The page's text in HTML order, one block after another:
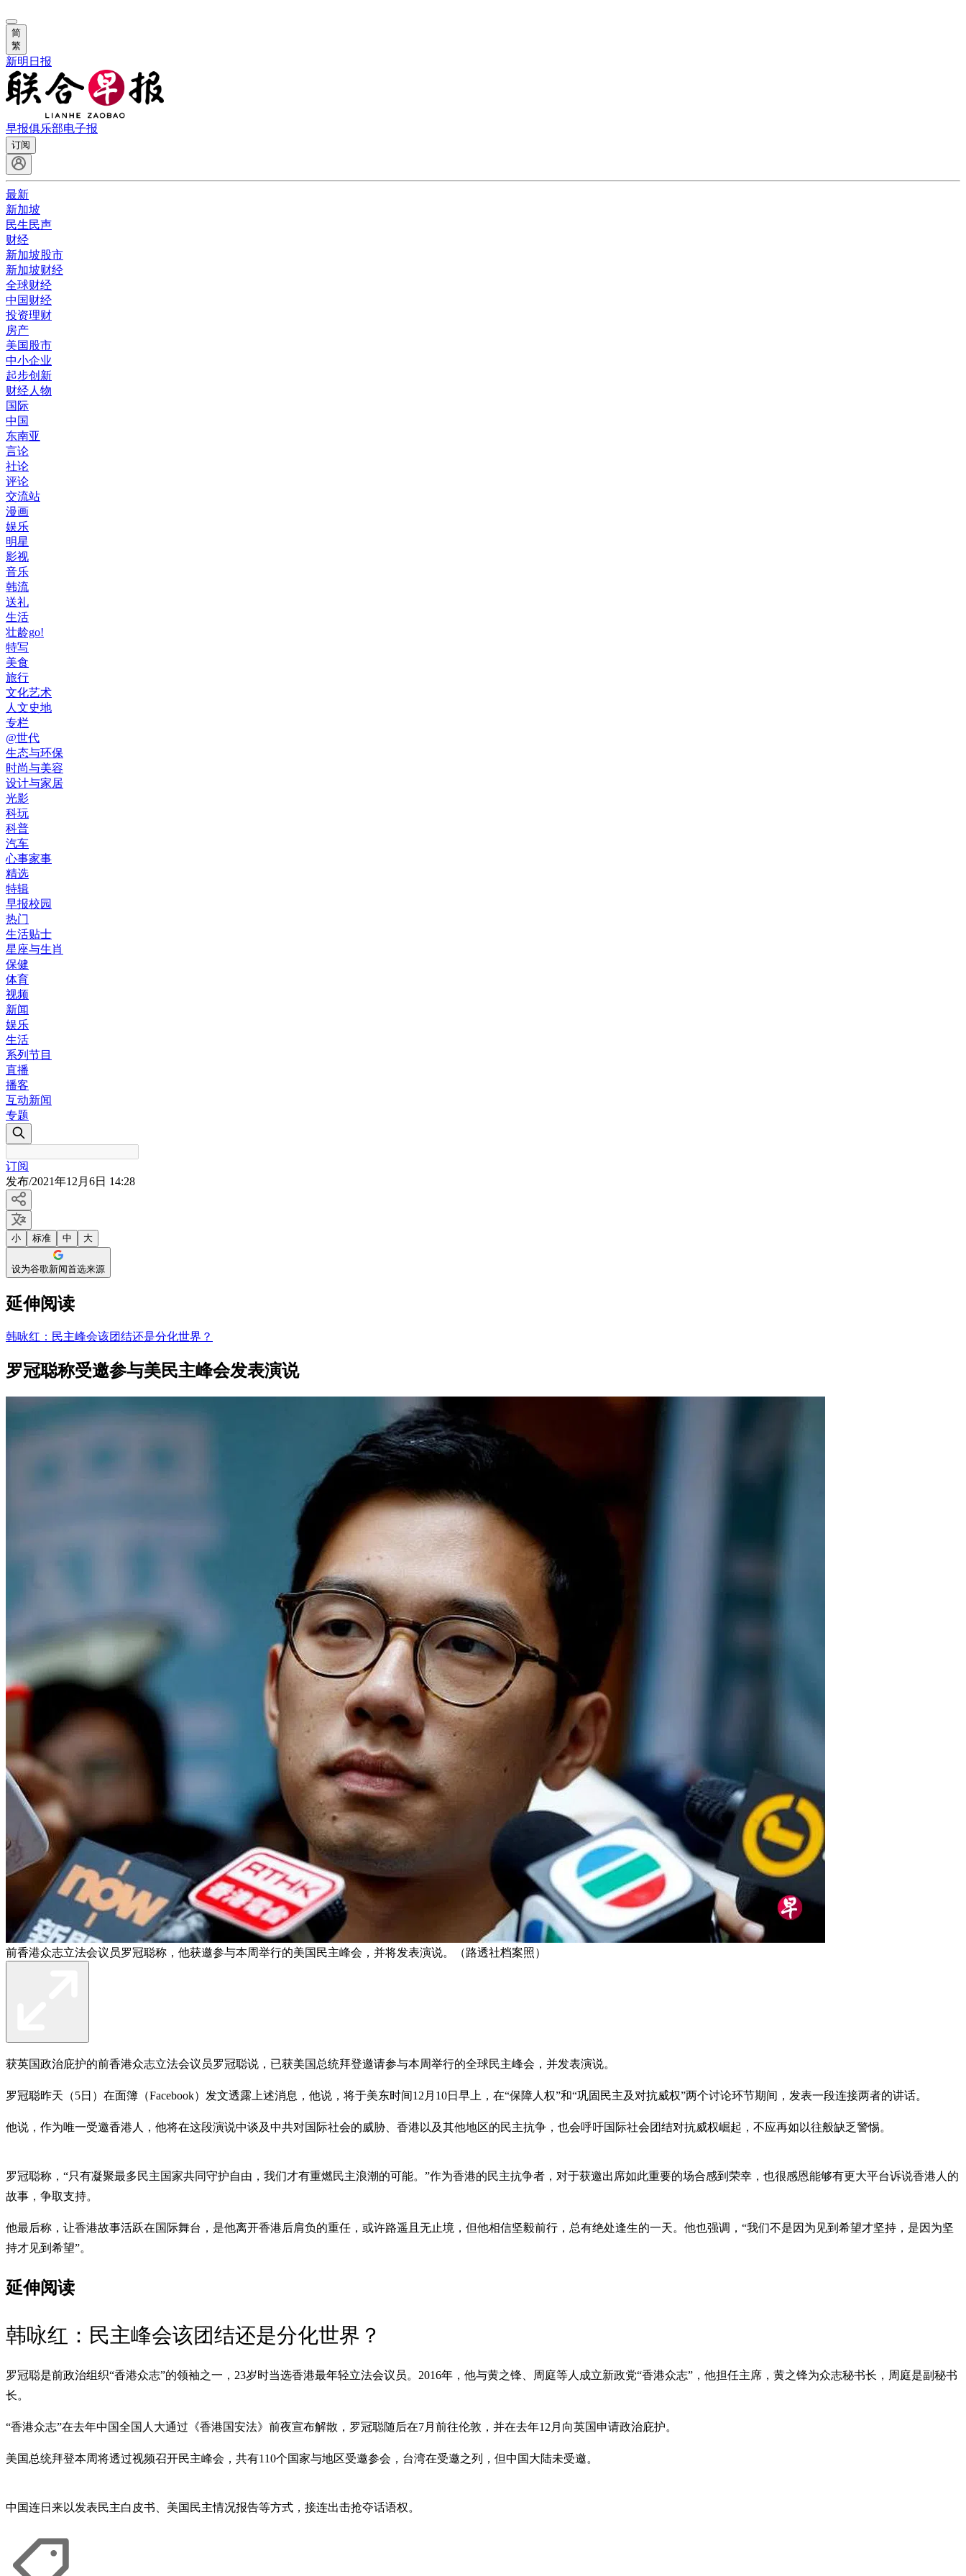
简
繁
新明日报
早报俱乐部电子报
订阅
最新
新加坡
民生民声
财经
新加坡股市
新加坡财经
全球财经
中国财经
投资理财
房产
美国股市
中小企业
起步创新
财经人物
国际
中国
东南亚
言论
社论
评论
交流站
漫画
娱乐
明星
影视
音乐
韩流
送礼
生活
壮龄go!
特写
美食
旅行
文化艺术
人文史地
专栏
@世代
生态与环保
时尚与美容
设计与家居
光影
科玩
科普
汽车
心事家事
精选
特辑
早报校园
热门
生活贴士
星座与生肖
保健
体育
视频
新闻
娱乐
生活
系列节目
直播
播客
互动新闻
专题
订阅
发布/2021年12月6日 14:28
小 标准 中 大
设为谷歌新闻首选来源
延伸阅读
韩咏红：民主峰会该团结还是分化世界？
罗冠聪称受邀参与美民主峰会发表演说
前香港众志立法会议员罗冠聪称，他获邀参与本周举行的美国民主峰会，并将发表演说。（路透社档案照）
获英国政治庇护的前香港众志立法会议员罗冠聪说，已获美国总统拜登邀请参与本周举行的全球民主峰会，并发表演说。
罗冠聪昨天（5日）在面簿（Facebook）发文透露上述消息，他说，将于美东时间12月10日早上，在“保障人权”和“巩固民主及对抗威权”两个讨论环节期间，发表一段连接两者的讲话。
他说，作为唯一受邀香港人，他将在这段演说中谈及中共对国际社会的威胁、香港以及其他地区的民主抗争，也会呼吁国际社会团结对抗威权崛起，不应再如以往般缺乏警惕。
罗冠聪称，“只有凝聚最多民主国家共同守护自由，我们才有重燃民主浪潮的可能。”作为香港的民主抗争者，对于获邀出席如此重要的场合感到荣幸，也很感恩能够有更大平台诉说香港人的
故事，争取支持。
他最后称，让香港故事活跃在国际舞台，是他离开香港后肩负的重任，或许路遥且无止境，但他相信坚毅前行，总有绝处逢生的一天。他也强调，“我们不是因为见到希望才坚持，是因为坚
持才见到希望”。
延伸阅读
韩咏红：民主峰会该团结还是分化世界？
罗冠聪是前政治组织“香港众志”的领袖之一，23岁时当选香港最年轻立法会议员。2016年，他与黄之锋、周庭等人成立新政党“香港众志”，他担任主席，黄之锋为众志秘书长，周庭是副秘书
长。
“香港众志”在去年中国全国人大通过《香港国安法》前夜宣布解散，罗冠聪随后在7月前往伦敦，并在去年12月向英国申请政治庇护。
美国总统拜登本周将透过视频召开民主峰会，共有110个国家与地区受邀参会，台湾在受邀之列，但中国大陆未受邀。
中国连日来以发表民主白皮书、美国民主情况报告等方式，接连出击抢夺话语权。